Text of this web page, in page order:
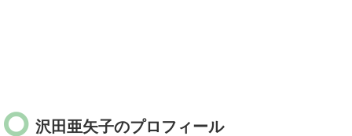
沢田亜矢子のプロフィール